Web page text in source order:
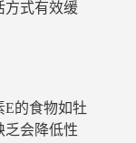
方式有效缓
E的食物如牡
乏会降低性